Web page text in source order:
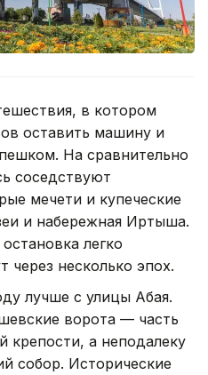
в котором
оставить машину и
На сравнительно
соседствуют
мечети и купеческие
и набережная Иртыша.
легко
через несколько эпох.
лучше с улицы Абая.
ворота — часть
крепости, а неподалеку
собор. Исторические